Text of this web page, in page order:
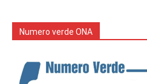
Numero verde ONA